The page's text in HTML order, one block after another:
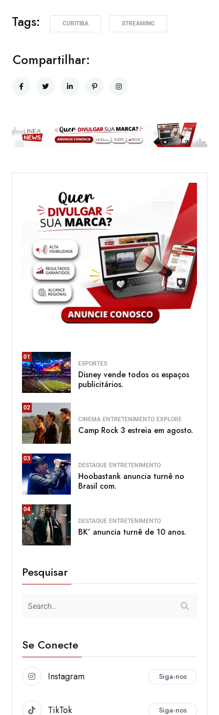
Tags: CURITIBA STREAMING
Compartilhar:
01
ESPORTES
Disney vende todos os espaços
publicitários.
02
CINEMA ENTRETENIMENTO EXPLORE
Camp Rock 3 estreia em agosto.
03
DESTAQUE ENTRETENIMENTO
Hoobastank anuncia turnê no
Brasil com.
04
DESTAQUE ENTRETENIMENTO
BK’ anuncia turnê de 10 anos.
Pesquisar
Se Conecte
Instagram Siga-nos
TikTok Siga-nos